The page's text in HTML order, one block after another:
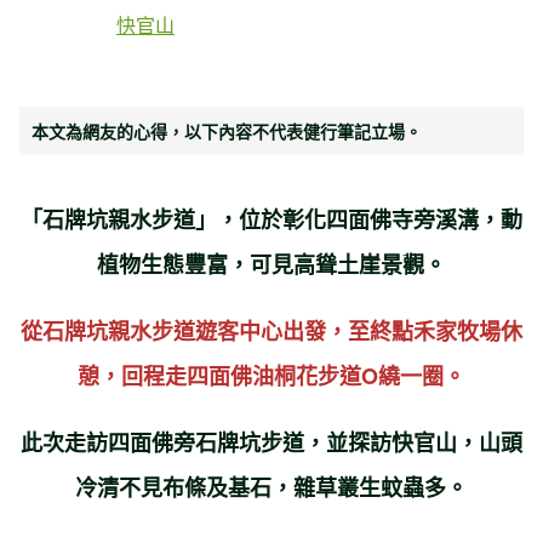
快官山
本文為網友的心得，以下內容不代表健行筆記立場。
「石牌坑親水步道」，位於彰化四面佛寺旁溪溝 ， 動
植物生態豐富 ，可見高聳土崖景觀。
從石牌坑親水步道遊客中心出發 ，至終點禾家牧場休
憩，回程走四面佛油桐花步道O繞一圈。
此次走訪四面佛旁石牌坑步道，並探訪快官山，山頭
冷清不見布條及基石，雜草叢生蚊蟲多。